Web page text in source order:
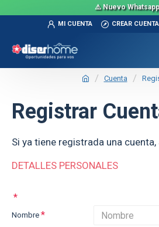
⚠️ Nuevo
MI CUENTA CREAR CUENTA
Cuenta
Registrar
Si ya tiene registrada una
DETALLES PERSONALES
Nombre